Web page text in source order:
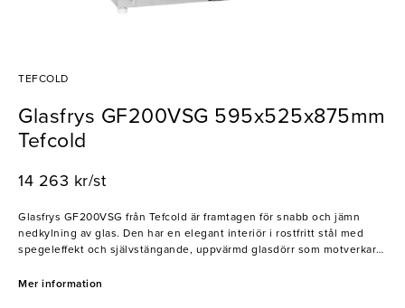
TEFCOLD
Glasfrys GF200VSG 595x525x875mm
Tefcold
14 263 kr/st
Glasfrys GF200VSG från Tefcold är framtagen för snabb och jämn
nedkylning av glas. Den har en elegant interiör i rostfritt stål med
spegeleffekt och självstängande, uppvärmd glasdörr som motverkar
Mer information